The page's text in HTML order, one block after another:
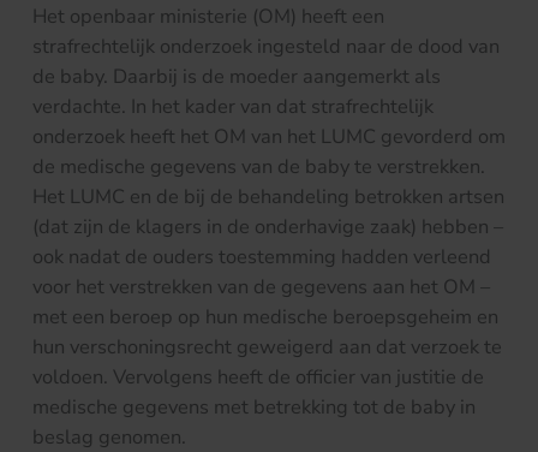
Het openbaar ministerie (OM) heeft een
strafrechtelijk onderzoek ingesteld naar de dood van
de baby. Daarbij is de moeder aangemerkt als
verdachte. In het kader van dat strafrechtelijk
onderzoek heeft het OM van het LUMC gevorderd om
de medische gegevens van de baby te verstrekken.
Het LUMC en de bij de behandeling betrokken artsen
(dat zijn de klagers in de onderhavige zaak) hebben –
ook nadat de ouders toestemming hadden verleend
voor het verstrekken van de gegevens aan het OM –
met een beroep op hun medische beroepsgeheim en
hun verschoningsrecht geweigerd aan dat verzoek te
voldoen. Vervolgens heeft de officier van justitie de
medische gegevens met betrekking tot de baby in
beslag genomen.